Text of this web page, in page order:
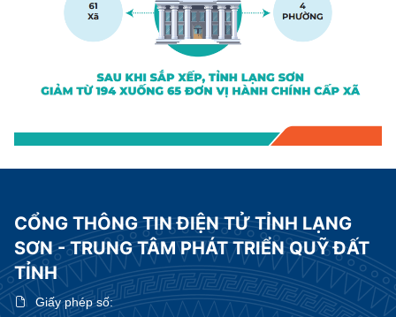
CỔNG THÔNG TIN ĐIỆN TỬ TỈNH LẠNG
SƠN - TRUNG TÂM PHÁT TRIỂN QUỸ ĐẤT
TỈNH
Giấy phép số: